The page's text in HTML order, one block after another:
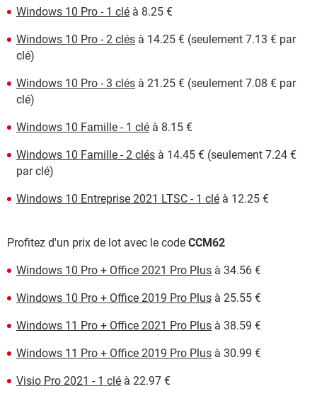
Windows 10 Pro - 1 clé à 8.25 €
Windows 10 Pro - 2 clés à 14.25 € (seulement 7.13 € par
clé)
Windows 10 Pro - 3 clés à 21.25 € (seulement 7.08 € par
clé)
Windows 10 Famille - 1 clé à 8.15 €
Windows 10 Famille - 2 clés à 14.45 € (seulement 7.24 €
par clé)
Windows 10 Entreprise 2021 LTSC - 1 clé à 12.25 €
Profitez d'un prix de lot avec le code CCM62
Windows 10 Pro + Office 2021 Pro Plus à 34.56 €
Windows 10 Pro + Office 2019 Pro Plus à 25.55 €
Windows 11 Pro + Office 2021 Pro Plus à 38.59 €
Windows 11 Pro + Office 2019 Pro Plus à 30.99 €
Visio Pro 2021 - 1 clé à 22.97 €